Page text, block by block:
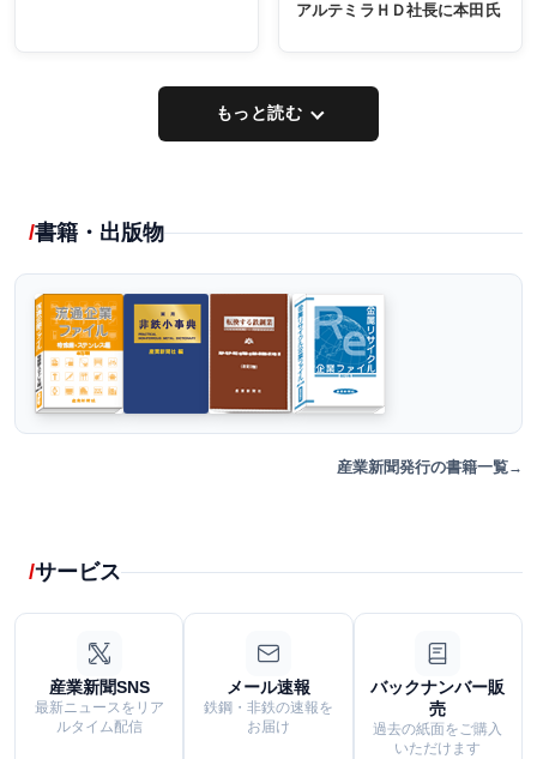
アルテミラＨＤ社長に本田氏
もっと読む
書籍・出版物
産業新聞発行の書籍一覧
サービス
産業新聞SNS
最新ニュースをリア
ルタイム配信
メール速報
鉄鋼・非鉄の速報を
お届け
バックナンバー販
売
過去の紙面をご購入
いただけます